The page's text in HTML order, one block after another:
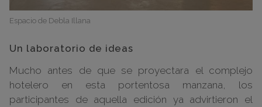
Espacio de Debla Illana
Un laboratorio de ideas
Mucho antes de que se proyectara el complejo
hotelero en esta portentosa manzana, los
participantes de aquella edición ya advirtieron el